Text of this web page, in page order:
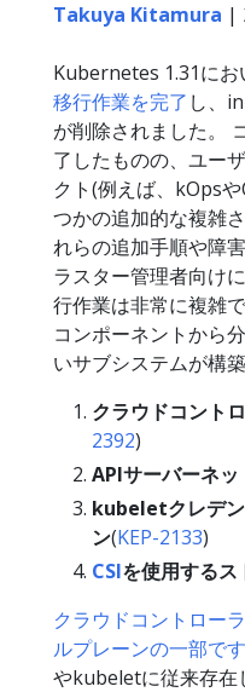
Takuya Kitamura |
Kubernetes 1.31にお
移行作業を完了 し、
が削除されました。
了したものの、ユー
クト(例えば、kOps
つかの追加的な複雑
れらの追加手順や障
ラスター管理者向け
行作業は非常に複雑
コンポーネントから
いサブシステムが構
クラウドコント
2392)
APIサーバーネ
kubeletクレデン
ン(KEP-2133)
CSIを使用する
クラウドコントロー
ルプレーンの一部です
やkubeletに従来存在